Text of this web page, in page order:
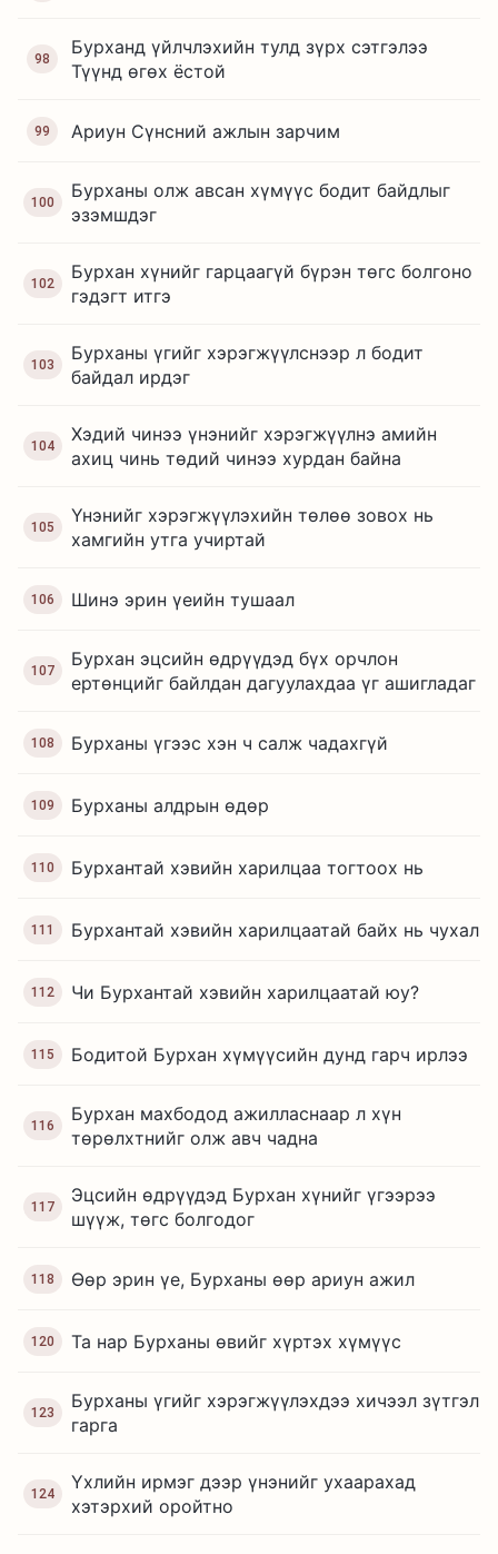
98
Бурханд үйлчлэхийн тулд зүрх сэтгэлээ
Түүнд өгөх ёстой
99 Ариун Cүнсний ажлын зарчим
100
Бурханы олж авсан хүмүүс бодит байдлыг
эзэмшдэг
102
Бурхан хүнийг гарцаагүй бүрэн төгс болгоно
гэдэгт итгэ
103
Бурханы үгийг хэрэгжүүлснээр л бодит
байдал ирдэг
104
Хэдий чинээ үнэнийг хэрэгжүүлнэ амийн
ахиц чинь төдий чинээ хурдан байна
105
Үнэнийг хэрэгжүүлэхийн төлөө зовох нь
хамгийн утга учиртай
106 Шинэ эрин үеийн тушаал
107
Бурхан эцсийн өдрүүдэд бүх орчлон
ертөнцийг байлдан дагуулахдаа үг ашигладаг
108 Бурханы үгээс хэн ч салж чадахгүй
109 Бурханы алдрын өдөр
110 Бурхантай хэвийн харилцаа тогтоох нь
111 Бурхантай хэвийн харилцаатай байх нь чухал
112 Чи Бурхантай хэвийн харилцаатай юу?
115 Бодитой Бурхан хүмүүсийн дунд гарч ирлээ
116
Бурхан махбодод ажилласнаар л хүн
төрөлхтнийг олж авч чадна
117
Эцсийн өдрүүдэд Бурхан хүнийг үгээрээ
шүүж, төгс болгодог
118 Өөр эрин үе, Бурханы өөр ариун ажил
120 Та нар Бурханы өвийг хүртэх хүмүүс
123
Бурханы үгийг хэрэгжүүлэхдээ хичээл зүтгэл
гарга
124
Үхлийн ирмэг дээр үнэнийг ухаарахад
хэтэрхий оройтно